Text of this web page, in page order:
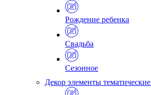
Рождение ребенка
Свадьба
Сезонное
Декор элементы тематические